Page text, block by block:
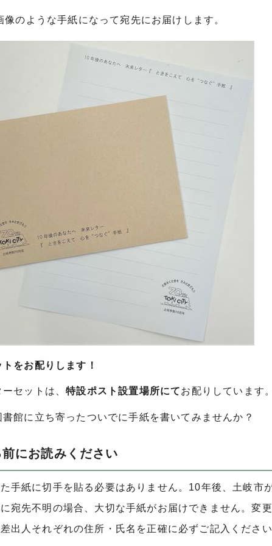
像のような手紙になって宛先にお届けします。
をお配りします！
ーセットは、特設ポスト設置場所にてお配りしています。
館に立ち寄ったついでに手紙を書いてみませんか？
にお読みください
手紙に切手を貼る必要はありません。10年後、土岐市
宛先不明の場合、大切な手紙がお届けできません。変
出人それぞれの住所・氏名を正確に必ずご記入ください